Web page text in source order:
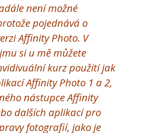
není možné
pojednává o
Affinity Photo. V
si u mě můžete
kurz použití jak
Affinity Photo 1 a 2,
nástupce Affinity
dalších aplikací pro
fotografií, jako je